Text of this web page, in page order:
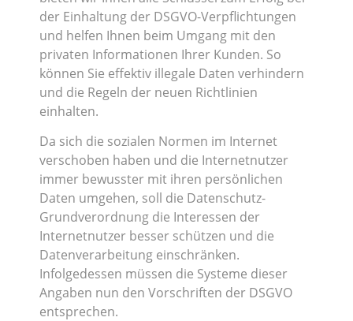
der Einhaltung der DSGVO-Verpflichtungen
und helfen Ihnen beim Umgang mit den
privaten Informationen Ihrer Kunden. So
können Sie effektiv illegale Daten verhindern
und die Regeln der neuen Richtlinien
einhalten.
Da sich die sozialen Normen im Internet
verschoben haben und die Internetnutzer
immer bewusster mit ihren persönlichen
Daten umgehen, soll die Datenschutz-
Grundverordnung die Interessen der
Internetnutzer besser schützen und die
Datenverarbeitung einschränken.
Infolgedessen müssen die Systeme dieser
Angaben nun den Vorschriften der DSGVO
entsprechen.